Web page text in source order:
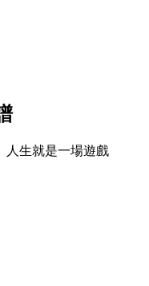
人生就是一場遊戲